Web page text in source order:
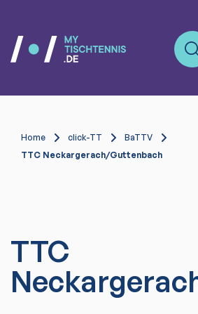
Home click-TT
BaTTV
TTC Neckargerach/Guttenbach
TTC